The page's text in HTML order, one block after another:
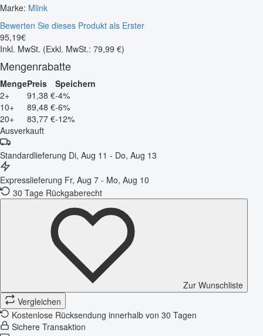
Marke: Mlink
Bewerten Sie dieses Produkt als Erster
95,19€
Inkl. MwSt. (Exkl. MwSt.: 79,99 €)
Mengenrabatte
MengePreis
Speichern
2+
91,38 €-4%
10+
89,48 €-6%
20+
83,77 €-12%
Ausverkauft
Standardlieferung Di, Aug 11 - Do, Aug 13
Expresslieferung Fr, Aug 7 - Mo, Aug 10
30 Tage Rückgaberecht
Zur Wunschliste
Vergleichen
Kostenlose Rücksendung innerhalb von 30 Tagen
Sichere Transaktion